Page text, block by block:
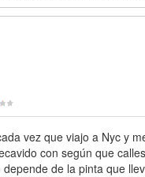
vez que viajo a Nyc y
con según que
depende de la pinta que